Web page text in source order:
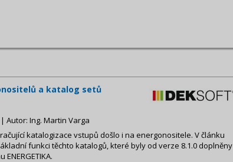
a katalog setů
| Autor: Ing. Martin Varga
katalogizace vstupů došlo i na energonositele. V článku
funkci těchto katalogů, které byly od verze 8.1.0 doplněny
ENERGETIKA.